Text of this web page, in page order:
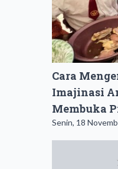
Cara
Imajinasi
Membuka
Senin, 18